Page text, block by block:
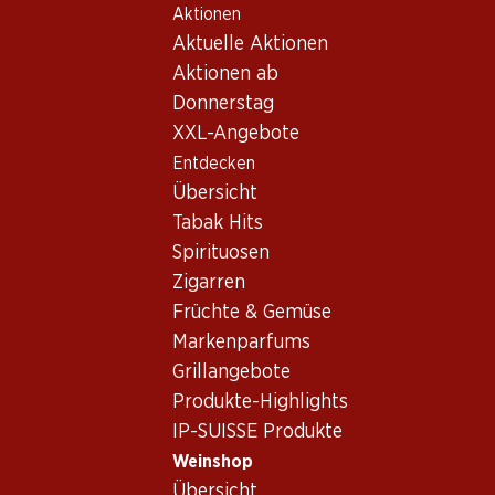
Aktionen
Aktuelle Aktionen
Aktionen ab
Donnerstag
XXL-Angebote
Entdecken
Übersicht
Tabak Hits
Spirituosen
Zigarren
Früchte & Gemüse
Markenparfums
Grillangebote
Produkte-Highlights
IP-SUISSE Produkte
Weinshop
Wein/Champagner
Burgund «C» Chablis AOC